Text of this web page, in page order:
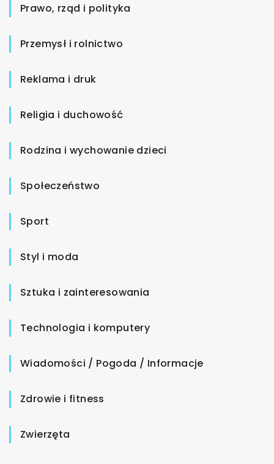
Prawo, rząd i polityka
Przemysł i rolnictwo
Reklama i druk
Religia i duchowość
Rodzina i wychowanie dzieci
Społeczeństwo
Sport
Styl i moda
Sztuka i zainteresowania
Technologia i komputery
Wiadomości / Pogoda / Informacje
Zdrowie i fitness
Zwierzęta